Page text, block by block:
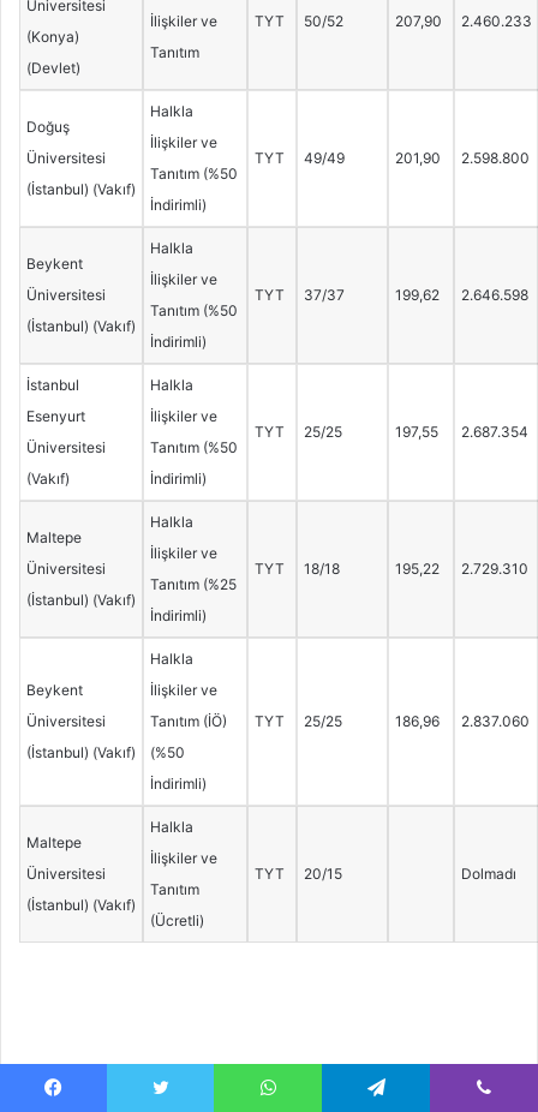
Üniversitesi
(Konya)
(Devlet)
İlişkiler ve
Tanıtım
TYT 50/52 207,90 2.460.233
Doğuş
Üniversitesi
(İstanbul) (Vakıf)
Halkla
İlişkiler ve
Tanıtım (%50
İndirimli)
TYT 49/49 201,90 2.598.800
Beykent
Üniversitesi
(İstanbul) (Vakıf)
Halkla
İlişkiler ve
Tanıtım (%50
İndirimli)
TYT 37/37 199,62 2.646.598
İstanbul
Esenyurt
Üniversitesi
(Vakıf)
Halkla
İlişkiler ve
Tanıtım (%50
İndirimli)
TYT 25/25 197,55 2.687.354
Maltepe
Üniversitesi
(İstanbul) (Vakıf)
Halkla
İlişkiler ve
Tanıtım (%25
İndirimli)
TYT 18/18 195,22 2.729.310
Beykent
Üniversitesi
(İstanbul) (Vakıf)
Halkla
İlişkiler ve
Tanıtım (İÖ)
(%50
İndirimli)
TYT 25/25 186,96 2.837.060
Maltepe
Üniversitesi
(İstanbul) (Vakıf)
Halkla
İlişkiler ve
Tanıtım
(Ücretli)
TYT 20/15 Dolmadı